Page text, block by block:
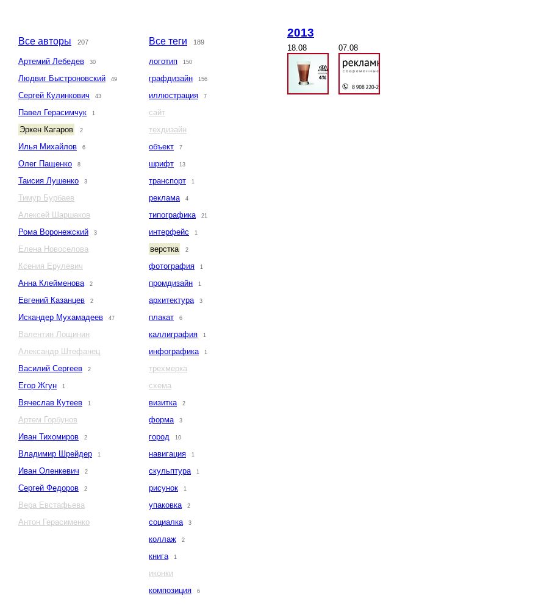
Все авторы 207
Артемий Лебедев 30
Людвиг Быстроновский 49
Сергей Кулинкович 43
Павел Герасимчук 1
Эркен Кагаров 2
Илья Михайлов 6
Олег Пащенко 8
Таисия Лушенко 3
Тимур Бурбаев
Алексей Шаршаков
Рома Воронежский
3
Елена Новоселова
Ксения Ерулевич
Анна Клейменова
2
Евгений Казанцев 2
Искандер Мухамадеев 47
Валентин Лощинин
Александр Штефанец
Василий Сергеев
2
Егор Жгун 1
Вячеслав Кутеев 1
Артем Горбунов
Иван Тихомиров
2
Владимир Шрейдер 1
Иван Оленкевич 2
Сергей Федоров 2
Вера Евстафьева
Антон Герасименко
Все теги 189
логотип 150
графдизайн 156
иллюстрация 7
сайт
техдизайн
объект
7
шрифт 13
транспорт 1
реклама 4
типографика 21
интерфейс 1
верстка 2
фотография 1
промдизайн 1
архитектура 3
плакат 6
каллиграфия 1
инфографика 1
трехмерка
схема
визитка
2
форма 3
город 10
навигация 1
скульптура 1
рисунок 1
упаковка 2
социалка 3
коллаж 2
книга 1
иконки
композиция
6
2013
18.08 07.08